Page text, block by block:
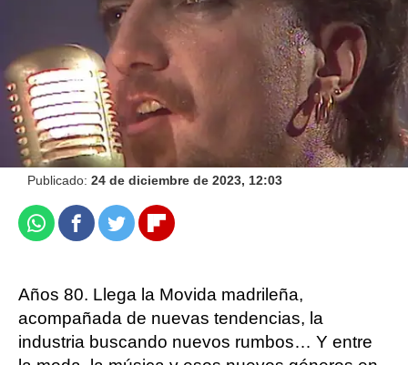
atresplayer
Publicado: 24 de diciembre de 2023, 12:03
WhatsappFacebook
TwitterFlipboard
Años 80. Llega la Movida madrileña,
acompañada de nuevas tendencias, la
industria buscando nuevos rumbos… Y entre